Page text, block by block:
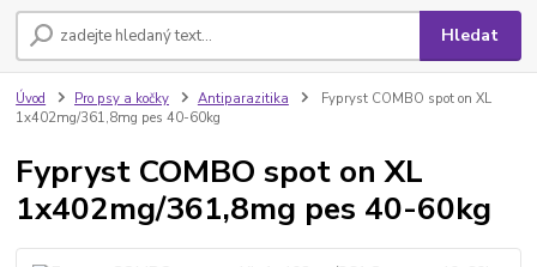
Hledat
Úvod Pro psy a kočky Antiparazitika
Fypryst COMBO spot on XL
1x402mg/361,8mg pes 40-60kg
Fypryst COMBO spot on XL
1x402mg/361,8mg pes 40-60kg